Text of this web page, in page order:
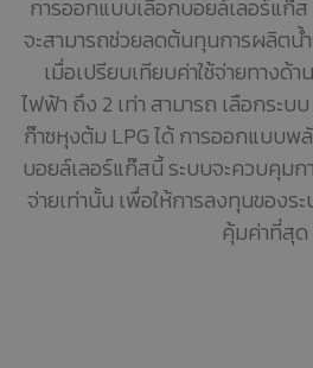
การออกแบบเลือกบอยล์เลอร์แก๊
จะสามารถช่วยลดต้นทุนการผลิตน้
เมื่อเปรียบเทียบค่าใช้จ่ายทางด้
ไฟฟ้า ถึง 2 เท่า สามารถ เลือกระบ
ก๊าซหุงต้ม LPG ได้ การออกแบบพ
บอยล์เลอร์แก๊สนี้ ระบบจะควบคุม
จ่ายเท่านั้น เพื่อให้การลงทุนของ
คุ้มค่าที่สุด